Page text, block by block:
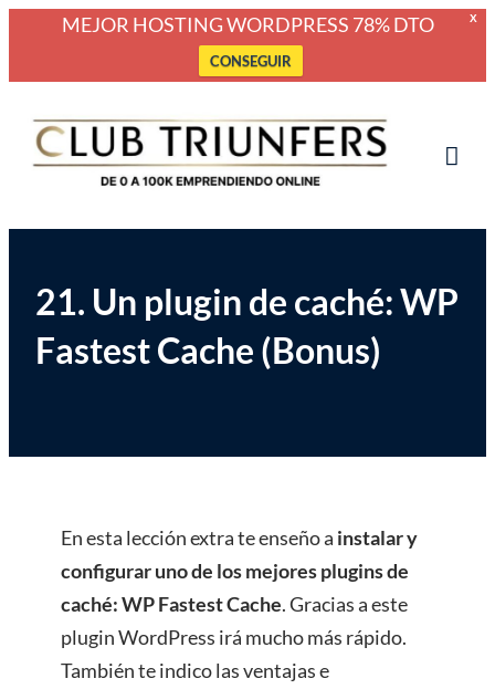
X
MEJOR HOSTING WORDPRESS 78% DTO
CONSEGUIR
contenido
Club Triunfers
Club de Emprendedores Online
21. Un plugin de caché: WP
Fastest Cache (Bonus)
En esta lección extra te enseño a instalar y
configurar uno de los mejores plugins de
caché: WP Fastest Cache. Gracias a este
plugin WordPress irá mucho más rápido.
También te indico las ventajas e